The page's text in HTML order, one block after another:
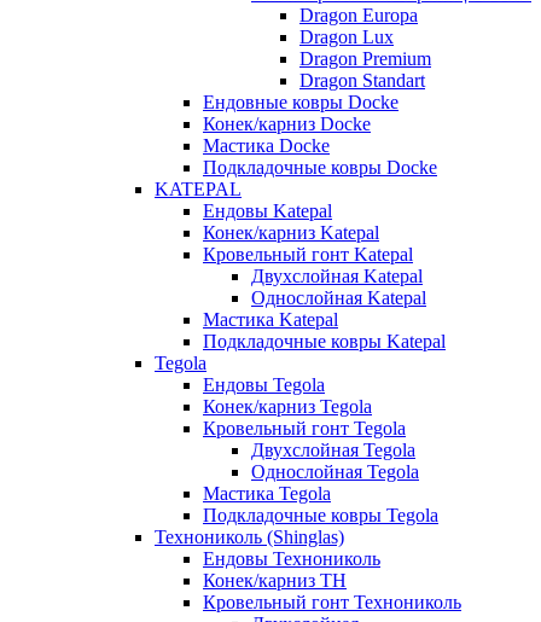
Dragon Europa
Dragon Lux
Dragon Premium
Dragon Standart
Ендовные ковры Docke
Конек/карниз Docke
Мастика Docke
Подкладочные ковры Docke
KATEPAL
Ендовы Katepal
Конек/карниз Katepal
Кровельный гонт Katepal
Двухслойная Katepal
Однослойная Katepal
Мастика Katepal
Подкладочные ковры Katepal
Tegola
Ендовы Tegola
Конек/карниз Tegola
Кровельный гонт Tegola
Двухслойная Tegola
Однослойная Tegola
Мастика Tegola
Подкладочные ковры Tegola
Технониколь (Shinglas)
Ендовы Технониколь
Конек/карниз ТН
Кровельный гонт Технониколь